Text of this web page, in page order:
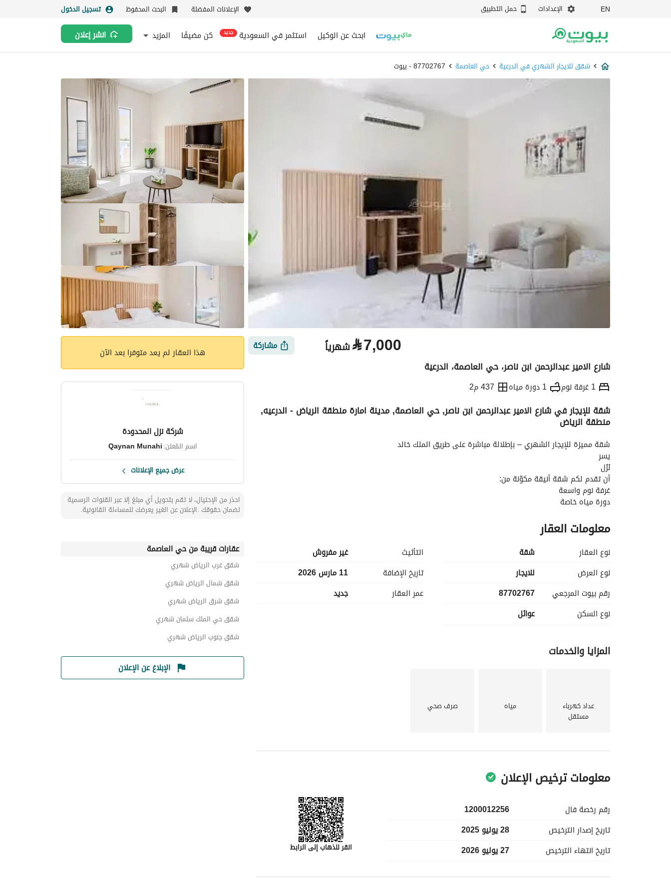
EN الإعدادات حمل التطبيق الإعلانات المفضلة البحث المحفوظ تسجيل الدخول
ابحث عن الوكيل استثمر في السعودية جديد كن مضيفًا المزيد انشر إعلان
شقق للايجار الشهري في الدرعية حي العاصمة 87702767 - بيوت
⃁7,000 شهرياً مشاركة
شارع الامير عبدالرحمن ابن ناصر، حي العاصمة، الدرعية
1 غرفة نوم 1 دورة مياه 437 م2
التفاصيل معلومات ترخيص الإعلان الموقع والأماكن القريبة
شقة للإيجار في شارع الامير عبدالرحمن ابن ناصر, حي العاصمة, مدينة امارة منطقة الرياض - الدرعيه,
منطقة الرياض
شقة مميزة للإيجار الشهري – بإطلالة مباشرة على طريق الملك خالد
يسر
نُزُل
أن تقدم لكم شقة أنيقة مكوّنة من:
غرفة نوم واسعة
دورة مياه خاصة
تصميم عملي وموقع استراتيجي
بإطلالة مباشرة على طريق الملك خالد
الإيجار الشهري:
6,000 ريال سعودي
السعر شامل:
زيارتين تنظيف شهريًا
بوابة الدرعية – 7 دقائق
معلومات العقار
نوع العقار
شقة
نوع العرض
للايجار
رقم بيوت المرجعي
87702767
نوع السكن
عوائل
التأثيث
غير مفروش
تاريخ الإضافة
11 مارس 2026
عمر العقار
جديد
المزايا والخدمات
عداد كهرباء
مستقل
مياه صرف صحي
معلومات ترخيص الإعلان
رقم رخصة فال
1200012256
تاريخ إصدار الترخيص
28 يوليو 2025
تاريخ انتهاء الترخيص 27 يوليو 2026 انقر للذهاب إلى الرابط
معلومات مسؤول الإعلان
هذا العقار لم يعد متوفرا بعد الآن
شركة نزل المحدودة
اسم المُعلن:Qaynan Munahi
عرض جميع الإعلانات
احذر من الإحتيال، لا تقم بتحويل أي مبلغ إلا عبر القنوات الرسمية
لضمان حقوقك .الإعلان عن الغير يعرضك للمساءلة القانونية.
عقارات قريبة من حي العاصمة
شقق غرب الرياض شهري
شقق شمال الرياض شهري
شقق شرق الرياض شهري
شقق حي الملك سلمان شهري
شقق جنوب الرياض شهري
الإبلاغ عن الإعلان